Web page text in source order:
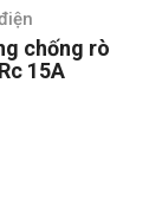
chống rò
15A